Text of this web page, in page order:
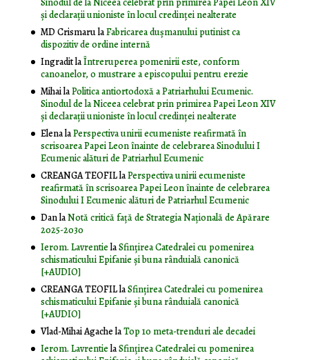
și declarații unioniste în locul credinței nealterate
MD CrismarulaFabricarea dușmanului putinist ca
dispozitiv de ordine internă
IngraditlaÎntreruperea pomenirii este, conform
canoanelor, o mustrare a episcopului pentru erezie
MihailaPolitica antiortodoxă a Patriarhului Ecumenic.
Sinodul de la Niceea celebrat prin primirea Papei Leon XIV
și declarații unioniste în locul credinței nealterate
ElenalaPerspectiva unirii ecumeniste reafirmată în
scrisoarea Papei Leon înainte de celebrarea Sinodului I
Ecumenic alături de Patriarhul Ecumenic
CREANGA TEOFILlaPerspectiva unirii ecumeniste
reafirmată în scrisoarea Papei Leon înainte de celebrarea
Sinodului I Ecumenic alături de Patriarhul Ecumenic
DanlaNotă critică faţă de Strategia Naţională de Apărare
2025-2030
Ierom. LavrentielaSfințirea Catedralei cu pomenirea
schismaticului Epifanie și buna rânduială canonică
[+AUDIO]
CREANGA TEOFILlaSfințirea Catedralei cu pomenirea
schismaticului Epifanie și buna rânduială canonică
[+AUDIO]
Vlad-Mihai AgachelaTop 10 meta-trenduri ale decadei
Ierom. LavrentielaSfințirea Catedralei cu pomenirea